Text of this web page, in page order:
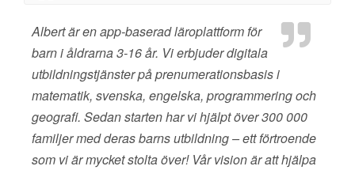
Albert är en app-baserad läroplattform för
barn i åldrarna 3-16 år. Vi erbjuder digitala
utbildningstjänster på prenumerationsbasis i
matematik, svenska, engelska, programmering och
geografi. Sedan starten har vi hjälpt över 300 000
familjer med deras barns utbildning – ett förtroende
som vi är mycket stolta över! Vår vision är att hjälpa